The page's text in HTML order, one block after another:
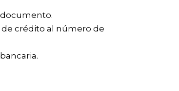
crédito al número de